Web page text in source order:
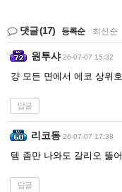
댓글(17) 등록순 최신순
원투샤 26-07-07 15:32
걍 모든 면에서 에코 상위
답글
리코동 26-07-07 17:38
템 좀만 나와도 갈리오 뚫
답글